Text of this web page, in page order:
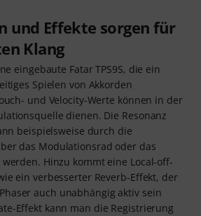
und Effekte sorgen für
Klang
eingebaute Fatar TPS9S, die ein
Spielen von Akkorden
und Velocity-Werte können in der
dienen. Die Resonanz
beispielsweise durch die
das Modulationsrad oder das
Hinzu kommt eine Local-off-
ein verbesserter Reverb-Effekt, der
auch unabhängig aktiv sein
Effekt kann man die Registrierung